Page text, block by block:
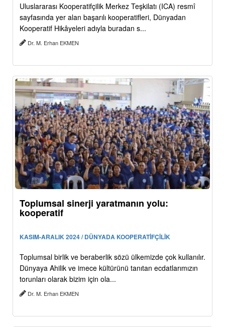
Uluslararası Kooperatifçilik Merkez Teşkilatı (ICA) resmî
sayfasında yer alan başarılı kooperatifleri, Dünyadan
Kooperatif Hikâyeleri adıyla buradan s...
Dr. M. Erhan EKMEN
Toplumsal sinerji yaratmanın yolu:
kooperatif
KASIM-ARALIK 2024 / DÜNYADA KOOPERATİFÇİLİK
Toplumsal birlik ve beraberlik sözü ülkemizde çok kullanılır.
Dünyaya Ahilik ve imece kültürünü tanıtan ecdatlarımızın
torunları olarak bizim için ola...
Dr. M. Erhan EKMEN